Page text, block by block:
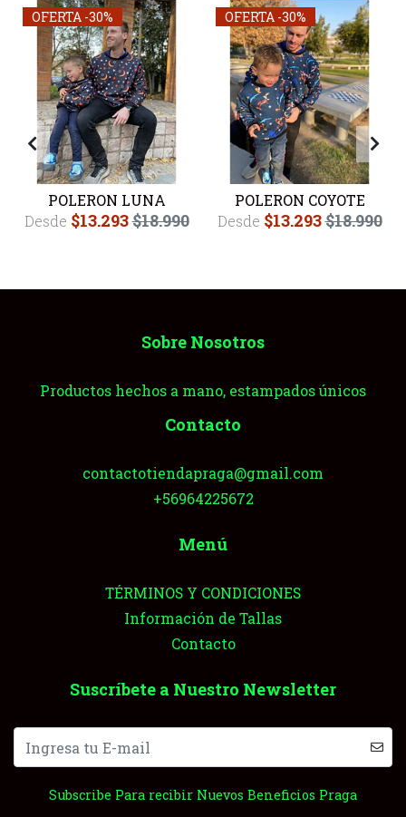
OFERTA -30%
POLERON LUNA
Desde $13.293$18.990
OFERTA -30%
POLERON COYOTE
Desde $13.293$18.990
Sobre Nosotros
Productos hechos a mano, estampados únicos
Contacto
contactotiendapraga@gmail.com
+56964225672
Menú
TÉRMINOS Y CONDICIONES
Información de Tallas
Contacto
Suscríbete a Nuestro Newsletter
Subscribe Para recibir Nuevos Beneficios Praga